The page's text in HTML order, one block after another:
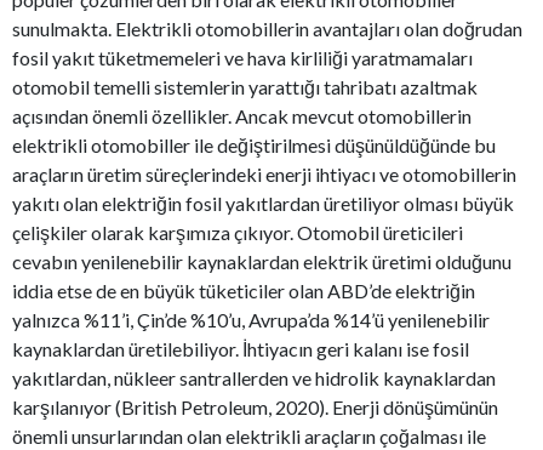
sunulmakta. Elektrikli otomobillerin avantajları olan doğrudan
fosil yakıt tüketmemeleri ve hava kirliliği yaratmamaları
otomobil temelli sistemlerin yarattığı tahribatı azaltmak
açısından önemli özellikler. Ancak mevcut otomobillerin
elektrikli otomobiller ile değiştirilmesi düşünüldüğünde bu
araçların üretim süreçlerindeki enerji ihtiyacı ve otomobillerin
yakıtı olan elektriğin fosil yakıtlardan üretiliyor olması büyük
çelişkiler olarak karşımıza çıkıyor. Otomobil üreticileri
cevabın yenilenebilir kaynaklardan elektrik üretimi olduğunu
iddia etse de en büyük tüketiciler olan ABD’de elektriğin
yalnızca %11’i, Çin’de %10’u, Avrupa’da %14’ü yenilenebilir
kaynaklardan üretilebiliyor. İhtiyacın geri kalanı ise fosil
yakıtlardan, nükleer santrallerden ve hidrolik kaynaklardan
karşılanıyor (British Petroleum, 2020). Enerji dönüşümünün
önemli unsurlarından olan elektrikli araçların çoğalması ile